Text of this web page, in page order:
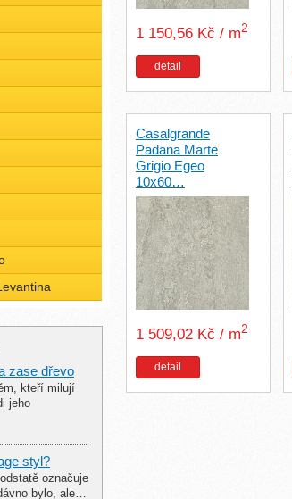
zase dřevo
kteří milují
jeho
styl?
označuje
bylo, ale…
1 150,56 Kč / m2
detail
Casalgrande
Padana Marte
Grigio Egeo
10x60…
1 509,02 Kč / m2
detail